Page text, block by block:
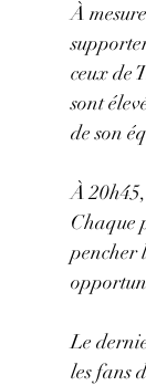
À
ceux de
sont
de son
À
Chaque
pencher
Le
les fans